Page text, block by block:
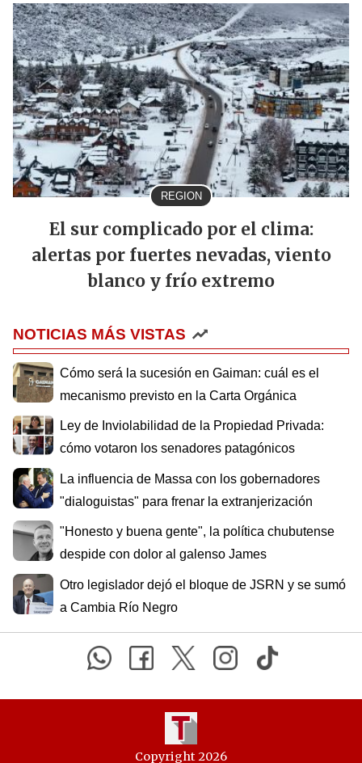
REGION
El sur complicado por el clima:
alertas por fuertes nevadas, viento
blanco y frío extremo
NOTICIAS MÁS VISTAS
Cómo será la sucesión en Gaiman: cuál es el
mecanismo previsto en la Carta Orgánica
Ley de Inviolabilidad de la Propiedad Privada:
cómo votaron los senadores patagónicos
La influencia de Massa con los gobernadores
"dialoguistas" para frenar la extranjerización
"Honesto y buena gente", la política chubutense
despide con dolor al galenso James
Otro legislador dejó el bloque de JSRN y se sumó
a Cambia Río Negro
Copyright 2026